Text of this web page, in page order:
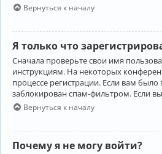
Вернуться к началу
Я только что
Сначала проверьте свои имя
инструкциям. На некоторых
процессе регистрации. Если вам
заблокирован спам-фильтром. Если
Вернуться к началу
Почему я не могу войти?